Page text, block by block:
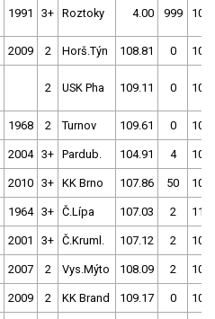
1991 3+ Roztoky 4.00 999
2009 2 Horš.Týn 108.81 0
2 USK Pha 109.11 0
1968 2 Turnov 109.61 0
2004 3+ Pardub. 104.91 4
2010 3+ KK Brno 107.86 50
1964 3+ Č.Lípa 107.03 2
2001 3+ Č.Kruml. 107.12 2
2007 2 Vys.Mýto 108.09 2
2009 2 KK Brand 109.17 0